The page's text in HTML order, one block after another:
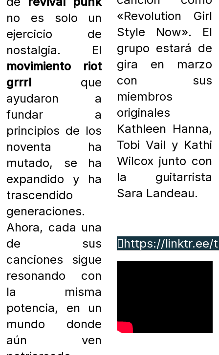
no es solo un
ejercicio de
nostalgia. El
movimiento riot
grrrl que
ayudaron a
fundar a
principios de los
noventa ha
mutado, se ha
expandido y ha
trascendido
generaciones.
Ahora, cada una
de sus
canciones sigue
resonando con
la misma
potencia, en un
mundo donde
aún ven
«Revolution Girl
Style Now». El
grupo estará de
gira en marzo
con sus
miembros
originales
Kathleen Hanna,
Tobi Vail y Kathi
Wilcox junto con
la guitarrista
Sara Landeau.
https://linktr.ee/